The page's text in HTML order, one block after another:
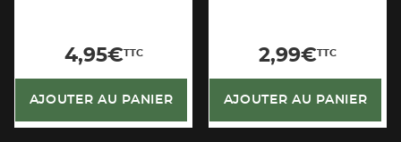
4,95€TTC
AJOUTER AU PANIER
2,99€TTC
AJOUTER AU PANIER